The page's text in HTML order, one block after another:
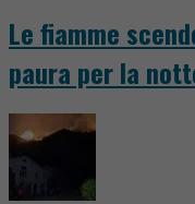
Le fiamme
paura per la